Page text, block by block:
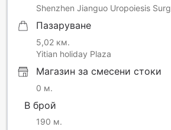
Shenzhen Jianguo Uropoiesis
Пазаруване
5,02 км.
Yitian holiday Plaza
Магазин за смесени стоки
0 м.
В брой
190 м.